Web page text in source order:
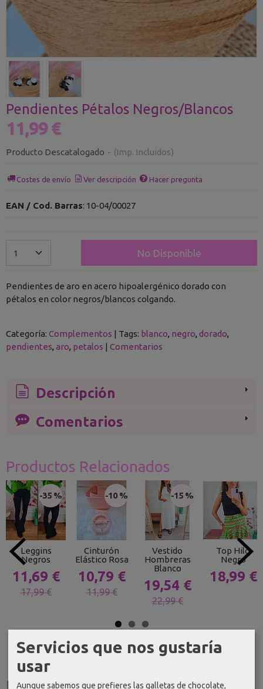
Idioma
Pendientes Pétalos Negros/Blancos
11,99 €
Producto Descatalogado - (Imp. Incluidos)
Costes de envío Ver descripción Hacer pregunta
EAN / Cod. Barras: 10-04/00027
No Disponible
Pendientes de aro en acero hipoalergénico dorado con
pétalos en color negros/blancos colgando.
Categoría: Complementos | Tags: blanco negro dorado
pendientes aro petalos | Comentarios
Descripción
Comentarios
Productos Relacionados
-35 %
Leggins
Negros
11,69 €
17,99 €
-10 %
Cinturón
Elástico Rosa
10,79 €
11,99 €
-15 %
Vestido
Hombreras
Blanco
19,54 €
22,99 €
Top Hilo
Negro
18,99 €
Servicios que nos gustaría
usar
Aunque sabemos que prefieres las galletas de chocolate,